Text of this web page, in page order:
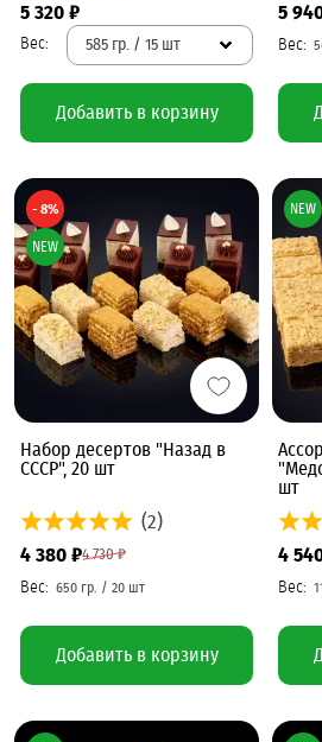
5 320 ₽
585 гр. / 15 шт
Добавить в корзину
5
Набор десертов "Назад в
СССР", 20 шт
(2)
4 730 ₽
4 380 ₽
Добавить в корзину
- 8%
NEW
шт
4
NEW